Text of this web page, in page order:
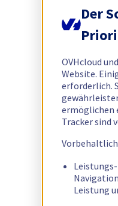
Der
OVHcloud und
Website.
erforderlich.
ermöglichen
Tracker sind
Leistung